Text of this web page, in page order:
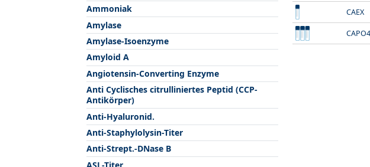
Ammoniak
Amylase
Amylase-Isoenzyme
Amyloid A
Angiotensin-Converting Enzyme
Anti Cyclisches citrulliniertes Peptid (CCP-
Antikörper)
Anti-Hyaluronid.
Anti-Staphylolysin-Titer
Anti-Strept.-DNase B
ASL-Titer
CAEX